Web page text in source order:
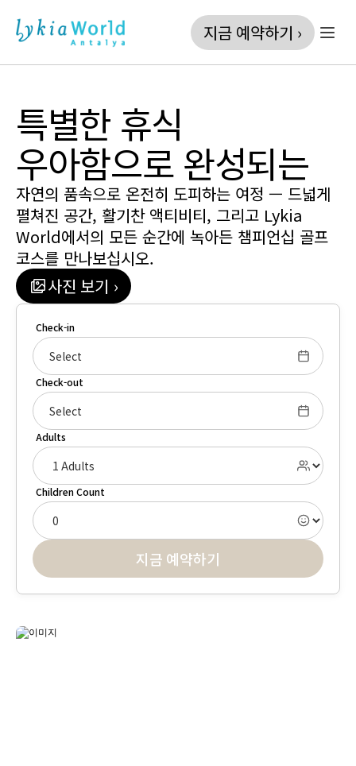
지금 예약하기 ›
특별한 휴식
우아함으로 완성되는
자연의 품속으로 온전히 도피하는 여정 — 드넓게
펼쳐진 공간, 활기찬 액티비티, 그리고 Lykia
World에서의 모든 순간에 녹아든 챔피언십 골프
코스를 만나보십시오.
사진 보기 ›
Check-in
Select
Check-out
Select
Adults
Children Count
지금 예약하기